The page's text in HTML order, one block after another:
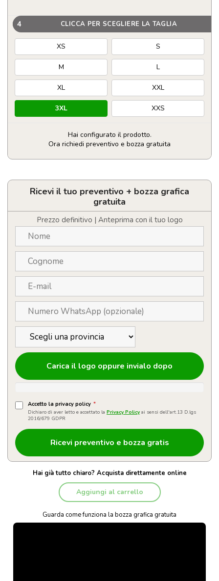
4 CLICCA PER SCEGLIERE LA TAGLIA
XS S
M L
XL XXL
3XL XXS
Hai configurato il prodotto.
Ora richiedi preventivo e bozza gratuita
Felpa
cappuccio
unisexRicevi il tuo preventivo + bozza grafica
gratuita
Prezzo definitivo | Anteprima con il tuo logo
Carica il logo oppure invialo dopo
Accetto la privacy policy *
Dichiaro di aver letto e accettato la Privacy Policy ai sensi dell'art.13 D.lgs
2016/679 GDPR
Hai già tutto chiaro? Acquista direttamente online
Aggiungi al carrello
Guarda come funziona la bozza grafica gratuita